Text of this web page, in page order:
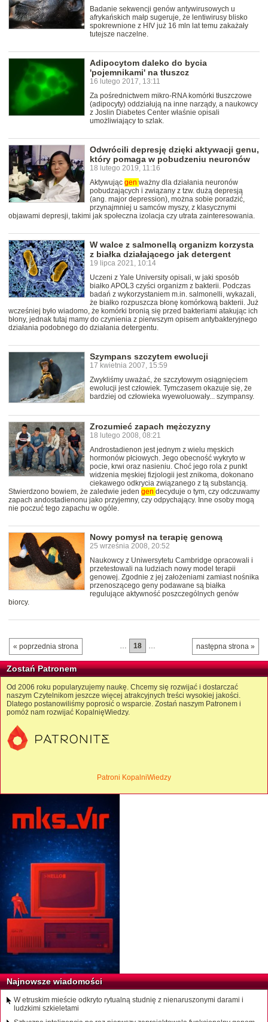
Badanie sekwencji genów antywirusowych u
afrykańskich małp sugeruje, że lentiwirusy blisko
spokrewnione z HIV już 16 mln lat temu zakażały
tutejsze naczelne.
Adipocytom daleko do bycia
'pojemnikami' na tłuszcz
16 lutego 2017, 13:11
Za pośrednictwem mikro-RNA komórki tłuszczowe
(adipocyty) oddziałują na inne narządy, a naukowcy
z Joslin Diabetes Center właśnie opisali
umożliwiający to szlak.
Odwrócili depresję dzięki aktywacji genu,
który pomaga w pobudzeniu neuronów
18 lutego 2019, 11:16
Aktywując gen ważny dla działania neuronów
pobudzających i związany z tzw. dużą depresją
(ang. major depression), można sobie poradzić,
przynajmniej u samców myszy, z klasycznymi
objawami depresji, takimi jak społeczna izolacja czy utrata zainteresowania.
W walce z salmonellą organizm korzysta
z białka działającego jak detergent
19 lipca 2021, 10:14
Uczeni z Yale University opisali, w jaki sposób
białko APOL3 czyści organizm z bakterii. Podczas
badań z wykorzystaniem m.in. salmonelli, wykazali,
że białko rozpuszcza błonę komórkową bakterii. Już
wcześniej było wiadomo, że komórki bronią się przed bakteriami atakując ich
błony, jednak tutaj mamy do czynienia z pierwszym opisem antybakteryjnego
działania podobnego do działania detergentu.
Szympans szczytem ewolucji
17 kwietnia 2007, 15:59
Zwykliśmy uważać, że szczytowym osiągnięciem
ewolucji jest człowiek. Tymczasem okazuje się, że
bardziej od człowieka wyewoluowały... szympansy.
Zrozumieć zapach mężczyzny
18 lutego 2008, 08:21
Androstadienon jest jednym z wielu męskich
hormonów płciowych. Jego obecność wykryto w
pocie, krwi oraz nasieniu. Choć jego rola z punkt
widzenia męskiej fizjologii jest znikoma, dokonano
ciekawego odkrycia związanego z tą substancją.
Stwierdzono bowiem, że zaledwie jeden gen decyduje o tym, czy odczuwamy
zapach andostadienonu jako przyjemny, czy odpychający. Inne osoby mogą
nie poczuć tego zapachu w ogóle.
Nowy pomysł na terapię genową
25 września 2008, 20:52
Naukowcy z Uniwersytetu Cambridge opracowali i
przetestowali na ludziach nowy model terapii
genowej. Zgodnie z jej założeniami zamiast nośnika
przenoszącego geny podawane są białka
regulujące aktywność poszczególnych genów
biorcy.
« poprzednia strona następna strona »
… 18 …
Zostań Patronem
Od 2006 roku popularyzujemy naukę. Chcemy się rozwijać i dostarczać
naszym Czytelnikom jeszcze więcej atrakcyjnych treści wysokiej jakości.
Dlatego postanowiliśmy poprosić o wsparcie. Zostań naszym Patronem i
pomóż nam rozwijać KopalnięWiedzy.
Patroni KopalniWiedzy
Najnowsze wiadomości
W etruskim mieście odkryto rytualną studnię z nienaruszonymi darami i
ludzkimi szkieletami